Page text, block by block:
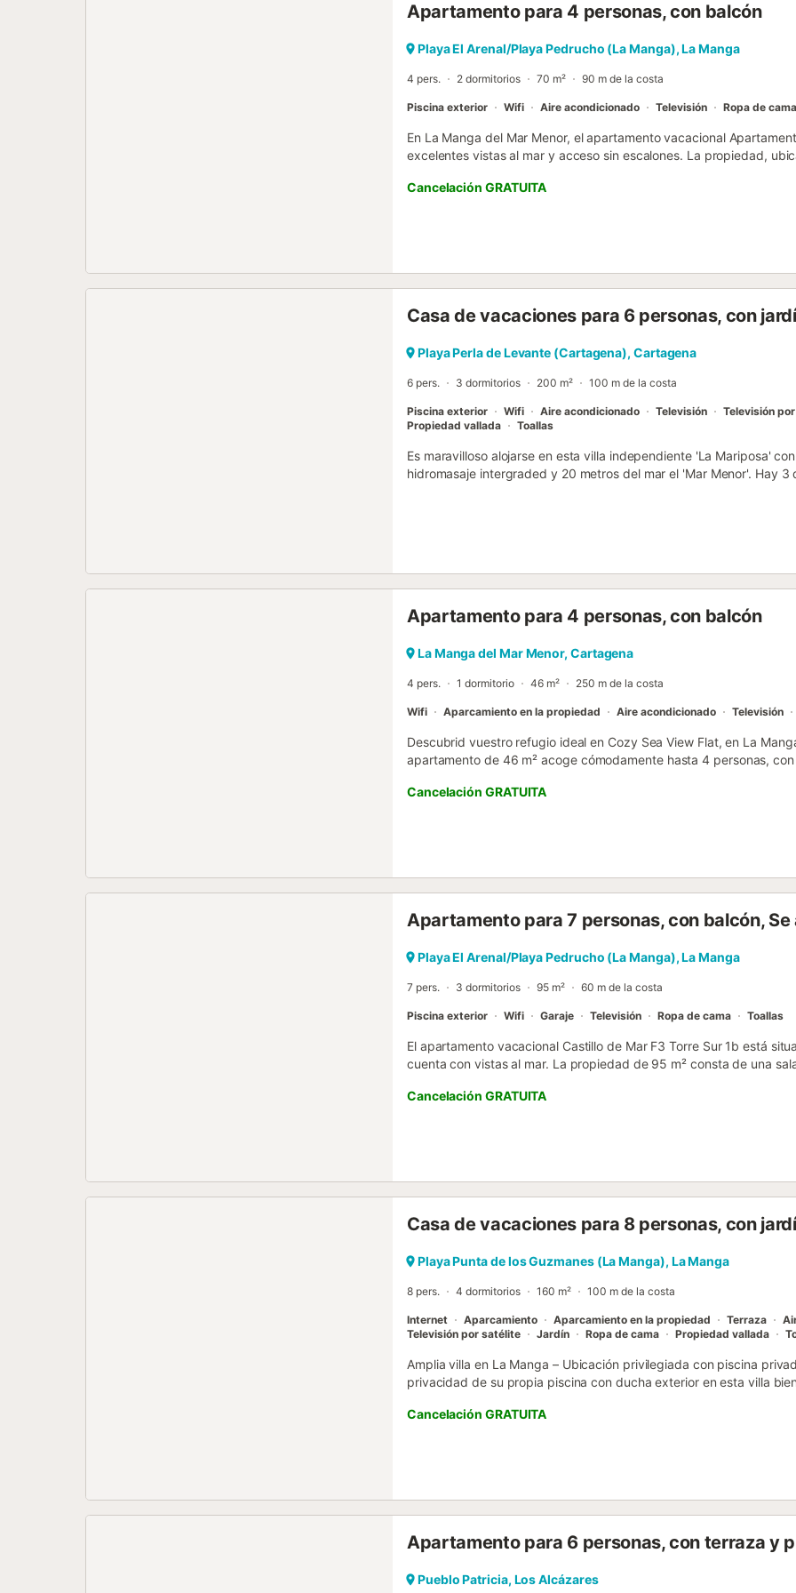
dormitorio principal 2 Dormitorios: - Dormitorio principal: Cama
la puerta principal de la propiedad. No se admiten mascotas.
Apartamento para 4 personas, con balcón
Playa El Arenal/Playa Pedrucho (La Manga), La Manga
4 pers. 2 dormitorios 70 m² 90 m de la costa
Piscina exterior Wifi Aire acondicionado Televisión Ropa de cama
En La Manga del Mar Menor, el apartamento vacacional
excelentes vistas al mar y acceso sin escalones. La propiedad,
personas. Los servicios adicionales incluyen Wi-Fi de alta
aire acondicionado, ventilador y lavadora. El apartamento
terraza descubierta y balcón. La propiedad ofrece acceso a una
vallada, abierta del 15 de junio al 15 de septiembre, y ducha
distancia a pie del transporte público y a 15 minutos a pie de una
Cancelación GRATUITA
Casa de vacaciones para 6 personas, con
Playa Perla de Levante (Cartagena), Cartagena
6 pers. 3 dormitorios 200 m² 100 m de la costa
Piscina exterior Wifi Aire acondicionado Televisión Televisión
Propiedad vallada
Toallas
Es maravilloso alojarse en esta villa independiente 'La Mariposa'
hidromasaje intergraded y 20 metros del mar el 'Mar Menor'. Hay
espacio son las palabras clave de este lugar especial. Esta villa
se encuentra en la zona muy bien cuidada de 'Estrella de Mar' en
20 metros de la playa del mar interior 'Mar Menor'. Usted puede
agua, practicar diversos deportes acuáticos o relajarse utilizando
deportivo cercano. Todo es posible. A 20 minutos en coche se
supermercado a 1,5 km de la casa. Varios grandes supermercados
15 minutos en coche. Por supuesto, hay muchos lugares de inte...
Apartamento para 4 personas, con balcón
La Manga del Mar Menor, Cartagena
4 pers. 1 dormitorio 46 m² 250 m de la costa
Wifi Aparcamiento en la propiedad Aire acondicionado Televisión
Descubrid vuestro refugio ideal en Cozy Sea View Flat, en La
apartamento de 46 m² acoge cómodamente hasta 4 personas,
agradable. Desde el balcón privado podréis contemplar hermosas
perfecta, cerca de la playa para que podáis acceder fácilmente al
apartamento ofrece aparcamiento compartido en el recinto para 1
Cancelación GRATUITA
Apartamento para 7 personas, con balcón,
Playa El Arenal/Playa Pedrucho (La Manga), La Manga
7 pers. 3 dormitorios 95 m² 60 m de la costa
Piscina exterior Wifi Garaje Televisión Ropa de cama Toallas
El apartamento vacacional Castillo de Mar F3 Torre Sur 1b está
cuenta con vistas al mar. La propiedad de 95 m² consta de una
servicios adicionales incluyen Wi-Fi de alta velocidad (apto para
También hay disponible una cuna. Calefactores disponibles bajo
con una zona exterior privada con terraza descubierta y balcón.
una zona exterior compartida con piscina (abierta del 15 de junio
La propiedad está ubicada en la playa, a poca distancia a pie de
no tiene escalones. El edificio dispone de ascensor....
Cancelación GRATUITA
Casa de vacaciones para 8 personas, con
Playa Punta de los Guzmanes (La Manga), La Manga
8 pers. 4 dormitorios 160 m² 100 m de la costa
Internet Aparcamiento Aparcamiento en la propiedad Terraza
Televisión por satélite
Jardín Ropa de cama Propiedad vallada
Amplia villa en La Manga – Ubicación privilegiada con piscina
privacidad de su propia piscina con ducha exterior en esta villa
perfecta para relajarse al aire libre. En el interior, la villa cuenta con
totalmente equipada con lavavajillas y lavadora. Para su
secador de pelo y aire acondicionado en todas las habitaciones.
propiedad incluye 4 raquetas de tenis, una cuna y una trona. La
todas las edades. Ubicación privilegiada y servicios cercanos
distancia, con frecuencia durante la temporada alta y buenas
Cancelación GRATUITA
Apartamento para 6 personas, con terraza y
Pueblo Patricia, Los Alcázares